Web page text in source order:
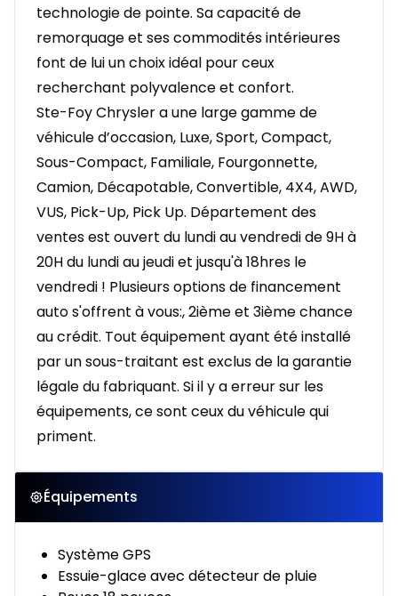
technologie de pointe. Sa capacité de
remorquage et ses commodités intérieures
font de lui un choix idéal pour ceux
recherchant polyvalence et confort.
Ste-Foy Chrysler a une large gamme de
véhicule d’occasion, Luxe, Sport, Compact,
Sous-Compact, Familiale, Fourgonnette,
Camion, Décapotable, Convertible, 4X4, AWD,
VUS, Pick-Up, Pick Up. Département des
ventes est ouvert du lundi au vendredi de 9H à
20H du lundi au jeudi et jusqu'à 18hres le
vendredi ! Plusieurs options de financement
auto s'offrent à vous:, 2ième et 3ième chance
au crédit. Tout équipement ayant été installé
par un sous-traitant est exclus de la garantie
légale du fabriquant. Si il y a erreur sur les
équipements, ce sont ceux du véhicule qui
priment.
Équipements
Système GPS
Essuie-glace avec détecteur de pluie